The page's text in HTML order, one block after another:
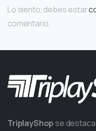
Lo siento, debes estar
comentario.
TriplayShop se